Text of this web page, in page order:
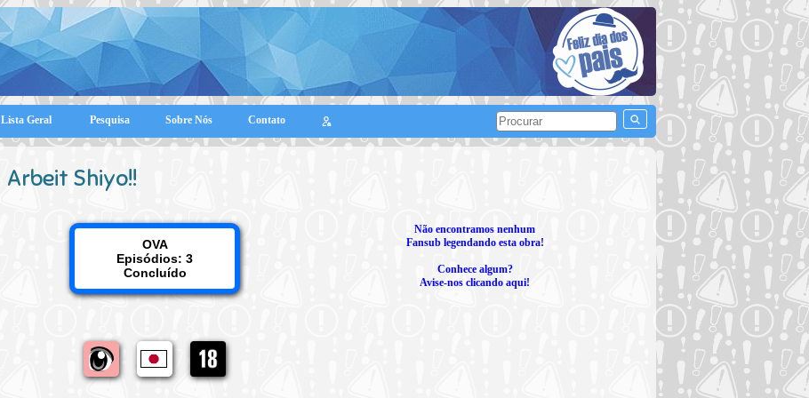
Lista Geral Pesquisa Sobre Nós Contato
Arbeit Shiyo!!
OVA
Episódios: 3
Concluído
Não encontramos nenhum
Fansub legendando esta obra!
Conhece algum?
Avise-nos clicando aqui!